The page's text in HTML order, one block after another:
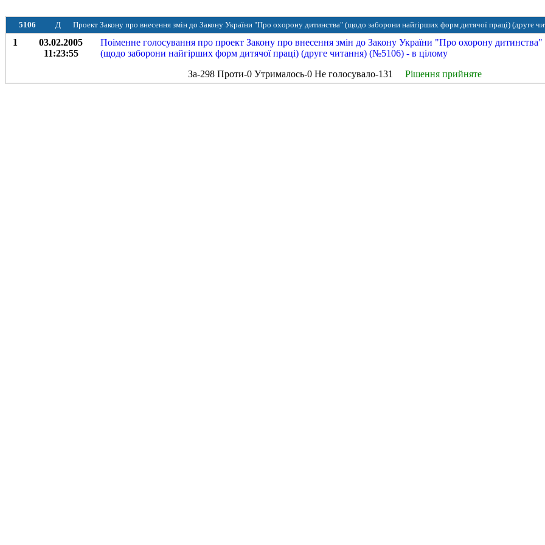
5106 Д Проект Закону про внесення змін до Закону України "Про охорону дитинства" (щодо заборони найгірших форм дитячої праці) (друге
1
03.02.2005
11:23:55
Поіменне голосування про проект Закону про внесення змін до Закону України "Про охорону дитинства"
(щодо заборони найгірших форм дитячої праці) (друге читання) (№5106) - в цілому
За-298 Проти-0 Утрималось-0 Не голосувало-131
Рішення прийняте